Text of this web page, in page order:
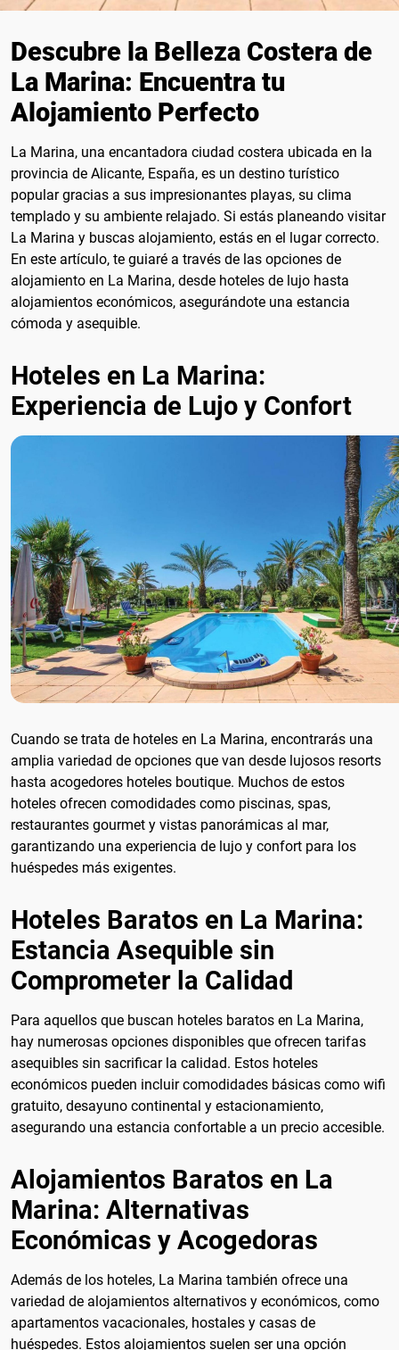
Descubre la Belleza Costera de
La Marina: Encuentra tu
Alojamiento Perfecto
La Marina, una encantadora ciudad costera ubicada en la
provincia de Alicante, España, es un destino turístico
popular gracias a sus impresionantes playas, su clima
templado y su ambiente relajado. Si estás planeando visitar
La Marina y buscas alojamiento, estás en el lugar correcto.
En este artículo, te guiaré a través de las opciones de
alojamiento en La Marina, desde hoteles de lujo hasta
alojamientos económicos, asegurándote una estancia
cómoda y asequible.
Hoteles en La Marina:
Experiencia de Lujo y Confort
Cuando se trata de hoteles en La Marina, encontrarás una
amplia variedad de opciones que van desde lujosos resorts
hasta acogedores hoteles boutique. Muchos de estos
hoteles ofrecen comodidades como piscinas, spas,
restaurantes gourmet y vistas panorámicas al mar,
garantizando una experiencia de lujo y confort para los
huéspedes más exigentes.
Hoteles Baratos en La Marina:
Estancia Asequible sin
Comprometer la Calidad
Para aquellos que buscan hoteles baratos en La Marina,
hay numerosas opciones disponibles que ofrecen tarifas
asequibles sin sacrificar la calidad. Estos hoteles
económicos pueden incluir comodidades básicas como wifi
gratuito, desayuno continental y estacionamiento,
asegurando una estancia confortable a un precio accesible.
Alojamientos Baratos en La
Marina: Alternativas
Económicas y Acogedoras
Además de los hoteles, La Marina también ofrece una
variedad de alojamientos alternativos y económicos, como
apartamentos vacacionales, hostales y casas de
huéspedes. Estos alojamientos suelen ser una opción